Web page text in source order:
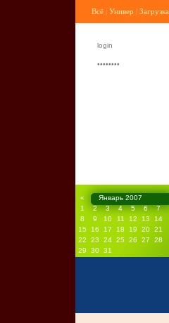
Всё | Универ | Загрузка
«
Январь 2007
1
2 3 4 5 6
7
8
9 10 11 12 13
14
15
16 17 18 19 20 21
22
23 24 25 26 27
28
29
30 31